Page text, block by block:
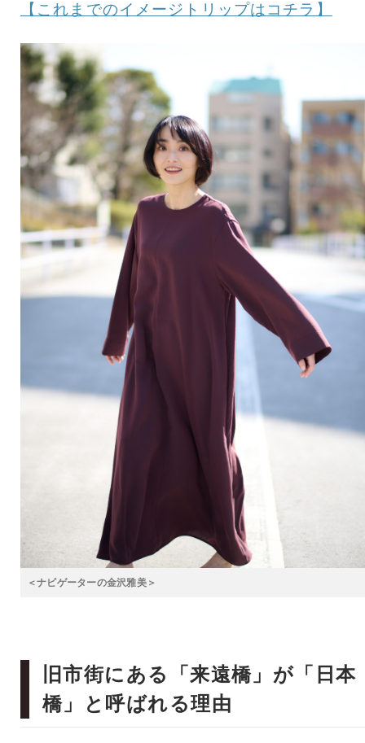
【これまでのイメージトリップはコチラ】
＜ナビゲーターの金沢雅美＞
旧市街にある「来遠橋」が「日本
橋」と呼ばれる理由